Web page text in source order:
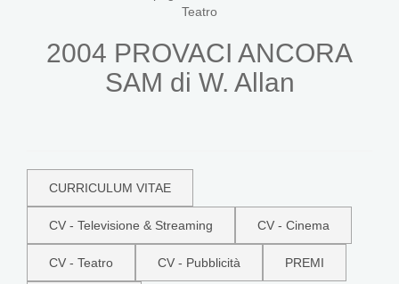
Teatro
2004 PROVACI ANCORA
SAM di W. Allan
CURRICULUM VITAE
CV - Televisione & Streaming CV - Cinema
CV - Teatro CV - Pubblicità PREMI